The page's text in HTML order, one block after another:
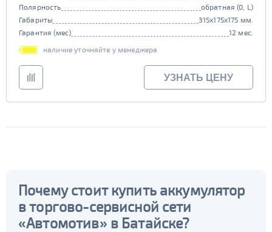
Полярность
обратная (0, L)
Габариты
315x175x175 мм.
Гарантия (мес)
12 мес.
наличие уточняйте у менеджера
УЗНАТЬ ЦЕНУ
Почему стоит купить аккумулятор
в торгово-сервисной сети
«Автомотив» в Батайске?